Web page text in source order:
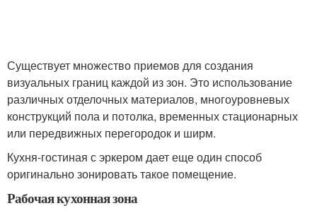
Существует множество приемов для создания
визуальных границ каждой из зон. Это использование
различных отделочных материалов, многоуровневых
конструкций пола и потолка, временных стационарных
или передвижных перегородок и ширм.
Кухня-гостиная с эркером дает еще один способ
оригинально зонировать такое помещение.
Рабочая кухонная зона